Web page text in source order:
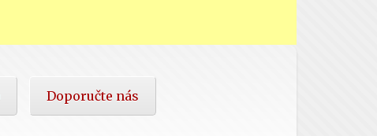
Doporučte nás